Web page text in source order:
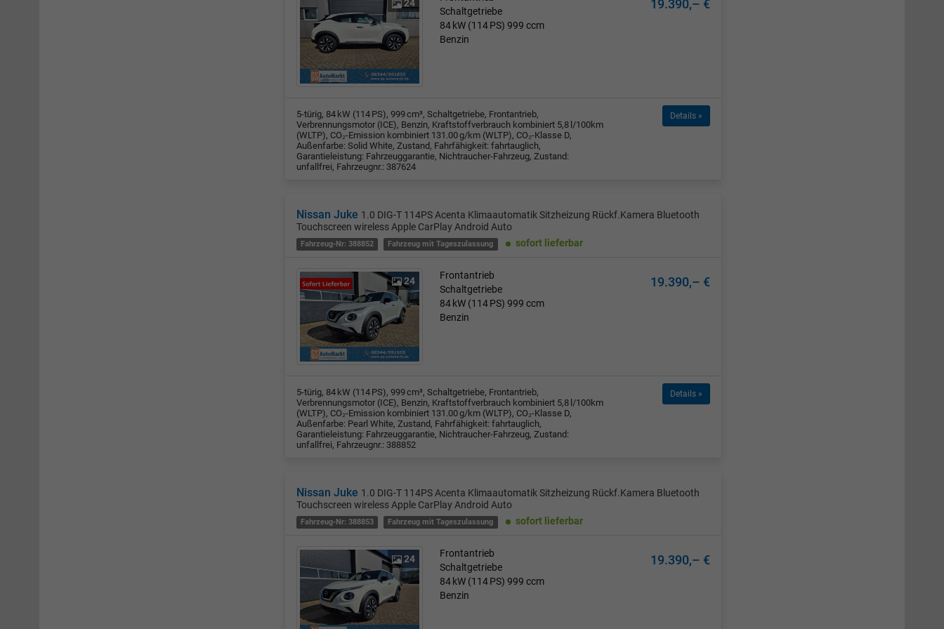
24
Schaltgetriebe
84 kW (114 PS) 999 ccm
Benzin
19.390,– €
5-türig, 84 kW (114 PS), 999 cm³, Schaltgetriebe, Frontantrieb,
Verbrennungsmotor (ICE), Benzin, Kraftstoffverbrauch kombiniert 5,8 l/100km
(WLTP), CO₂-Emission kombiniert 131.00 g/km (WLTP), CO₂-Klasse D,
Außenfarbe: Solid White, Zustand, Fahrfähigkeit: fahrtauglich,
Garantieleistung: Fahrzeuggarantie, Nichtraucher-Fahrzeug, Zustand:
unfallfrei, Fahrzeugnr.: 387624
Details »
Nissan Juke 1.0 DIG-T 114PS Acenta Klimaautomatik Sitzheizung Rückf.Kamera Bluetooth
Touchscreen wireless Apple CarPlay Android Auto
Fahrzeug-Nr: 388852 Fahrzeug mit Tageszulassung sofort lieferbar
24
Frontantrieb
Schaltgetriebe
84 kW (114 PS) 999 ccm
Benzin
19.390,– €
5-türig, 84 kW (114 PS), 999 cm³, Schaltgetriebe, Frontantrieb,
Verbrennungsmotor (ICE), Benzin, Kraftstoffverbrauch kombiniert 5,8 l/100km
(WLTP), CO₂-Emission kombiniert 131.00 g/km (WLTP), CO₂-Klasse D,
Außenfarbe: Pearl White, Zustand, Fahrfähigkeit: fahrtauglich,
Garantieleistung: Fahrzeuggarantie, Nichtraucher-Fahrzeug, Zustand:
unfallfrei, Fahrzeugnr.: 388852
Details »
Nissan Juke 1.0 DIG-T 114PS Acenta Klimaautomatik Sitzheizung Rückf.Kamera Bluetooth
Touchscreen wireless Apple CarPlay Android Auto
Fahrzeug-Nr: 388853 Fahrzeug mit Tageszulassung sofort lieferbar
24
Frontantrieb
Schaltgetriebe
84 kW (114 PS) 999 ccm
Benzin
19.390,– €